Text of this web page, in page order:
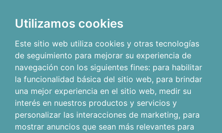
Utilizamos cookies
Este sitio web utiliza cookies y otras tecnologías
de seguimiento para mejorar su experiencia de
navegación con los siguientes fines: para habilitar
la funcionalidad básica del sitio web, para brindar
una mejor experiencia en el sitio web, medir su
interés en nuestros productos y servicios y
personalizar las interacciones de marketing, para
mostrar anuncios que sean más relevantes para